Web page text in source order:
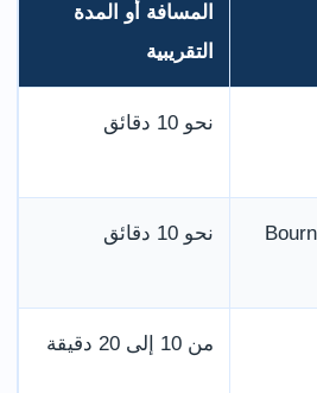
المسافة أو المدة
التقريبية
نحو 10 دقائق
نحو 10 دقائق
من 10 إلى 20 دقيقة